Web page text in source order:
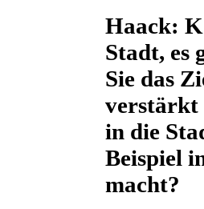
Haack:
Stadt, es
Sie das
verstärkt
in die
Beispiel
macht?